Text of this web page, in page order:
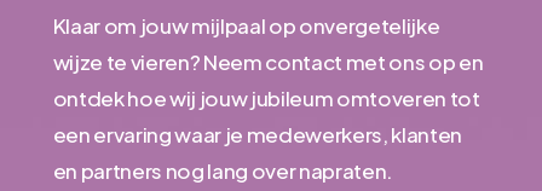
Klaar om jouw mijlpaal op onvergetelijke
wijze te vieren? Neem contact met ons op en
ontdek hoe wij jouw jubileum omtoveren tot
een ervaring waar je medewerkers, klanten
en partners nog lang over napraten.